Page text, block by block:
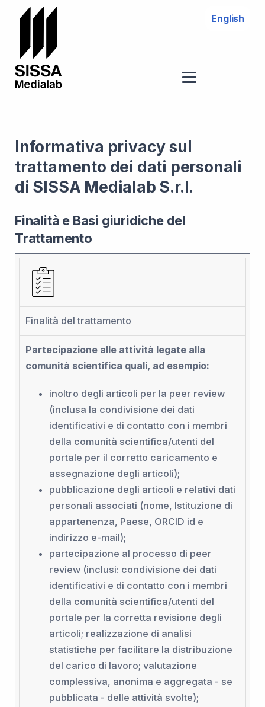
English
Informativa privacy sul
trattamento dei dati personali
di SISSA Medialab S.r.l.
Finalità e Basi giuridiche del
Trattamento
Finalità del trattamento
Partecipazione alle attività legate alla
comunità scientifica quali, ad esempio:
inoltro degli articoli per la peer review
(inclusa la condivisione dei dati
identificativi e di contatto con i membri
della comunità scientifica/utenti del
portale per il corretto caricamento e
assegnazione degli articoli);
pubblicazione degli articoli e relativi dati
personali associati (nome, Istituzione di
appartenenza, Paese, ORCID id e
indirizzo e-mail);
partecipazione al processo di peer
review (inclusi: condivisione dei dati
identificativi e di contatto con i membri
della comunità scientifica/utenti del
portale per la corretta revisione degli
articoli; realizzazione di analisi
statistiche per facilitare la distribuzione
del carico di lavoro; valutazione
complessiva, anonima e aggregata - se
pubblicata - delle attività svolte);